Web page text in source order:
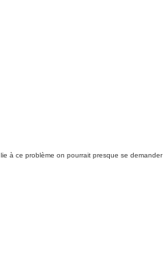
à ce problème on pourrait presque se